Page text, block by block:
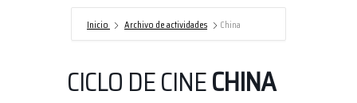
España/AECID
Inicio Archivo de actividades China
CICLO DE CINECHINA